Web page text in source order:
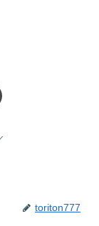
toriton777